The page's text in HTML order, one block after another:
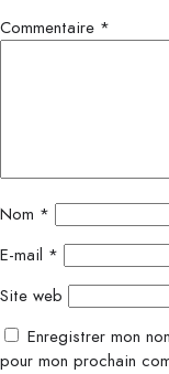
Commentaire *
Nom *
E-mail *
Site web
Enregistrer mon
pour mon prochain